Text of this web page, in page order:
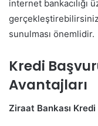
internet bankacılığı
sunulması önemlidir.
Kredi
Avantajları
Ziraat Bankası Kredi